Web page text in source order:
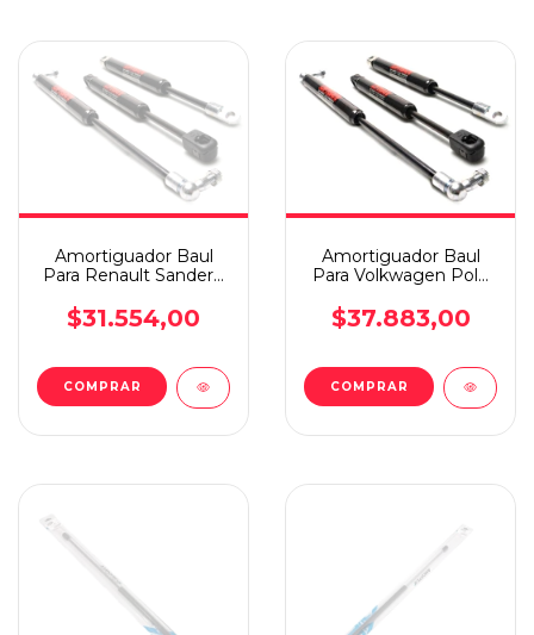
Amortiguador Baul
Para Renault Sandero
$31.554,00
COMPRAR
Amortiguador Baul
Para Volkwagen Polo
$37.883,00
COMPRAR